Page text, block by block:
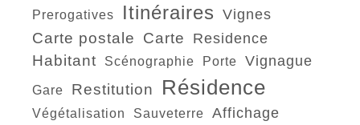
prerogatives itinéraires vignes
carte postale carte residence
habitant scénographie porte vignague
gare restitution résidence
végétalisation sauveterre affichage